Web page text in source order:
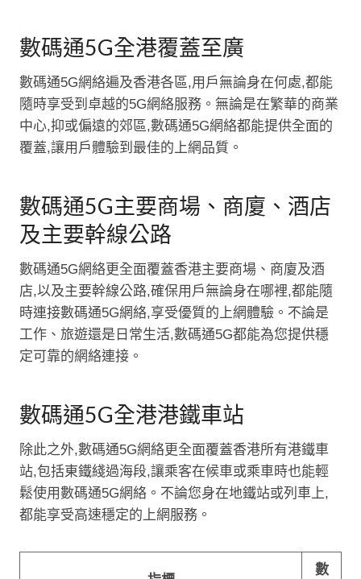
數碼通5G全港覆蓋至廣
數碼通5G網絡遍及香港各區,用戶無論身在何處,都能
隨時享受到卓越的5G網絡服務。無論是在繁華的商業
中心,抑或偏遠的郊區,數碼通5G網絡都能提供全面的
覆蓋,讓用戶體驗到最佳的上網品質。
數碼通5G主要商場、商廈、酒店
及主要幹線公路
數碼通5G網絡更全面覆蓋香港主要商場、商廈及酒
店,以及主要幹線公路,確保用戶無論身在哪裡,都能隨
時連接數碼通5G網絡,享受優質的上網體驗。不論是
工作、旅遊還是日常生活,數碼通5G都能為您提供穩
定可靠的網絡連接。
數碼通5G全港港鐵車站
除此之外,數碼通5G網絡更全面覆蓋香港所有港鐵車
站,包括東鐵綫過海段,讓乘客在候車或乘車時也能輕
鬆使用數碼通5G網絡。不論您身在地鐵站或列車上,
都能享受高速穩定的上網服務。
數